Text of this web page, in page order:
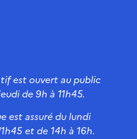
est ouvert au public
de 9h à 11h45.
est assuré du lundi
et de 14h à 16h.